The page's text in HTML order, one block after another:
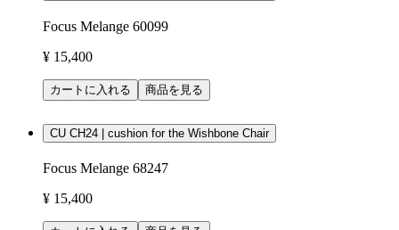
Focus Melange 60099
¥ 15,400
カートに入れる 商品を見る
CU CH24 | cushion for the Wishbone Chair
Focus Melange 68247
¥ 15,400